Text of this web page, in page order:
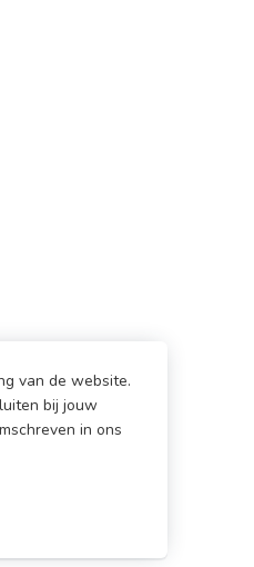
van de website.
bij jouw
in ons